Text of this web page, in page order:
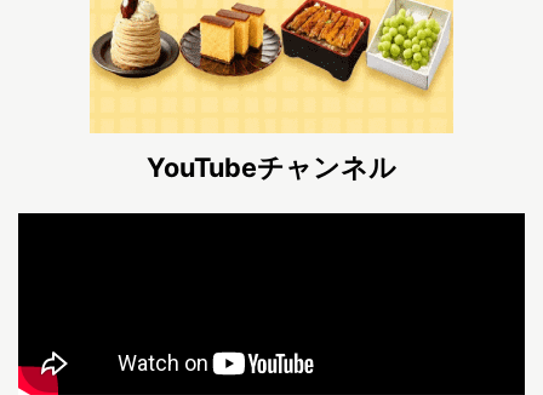
YouTubeチャンネル